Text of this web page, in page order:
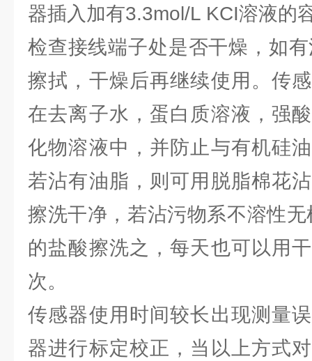
器插入加有3.3mol/L KCI溶液的
检查接线端子处是否干燥，如
擦拭，干燥后再继续使用。传
在去离子水，蛋白质溶液，强
化物溶液中，并防止与有机硅
若沾有油脂，则可用脱脂棉花
擦洗干净，若沾污物系不溶性
的盐酸擦洗之，每天也可以用
次。
传感器使用时间较长出现测量
器进行标定校正，当以上方式